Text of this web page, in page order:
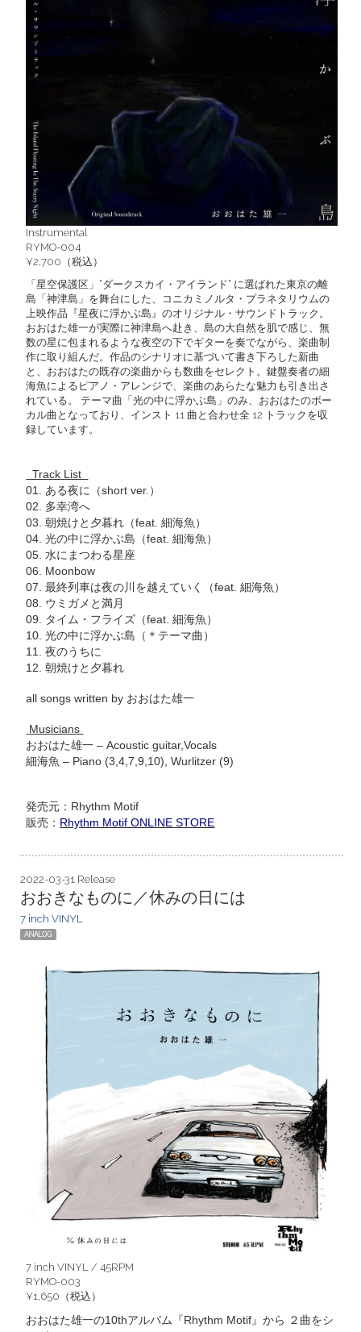
Instrumental
RYMO-004
¥2,700（税込）
「星空保護区」“ダークスカイ・アイランド” に選ばれた東京の離
島「神津島」を舞台にした、コニカミノルタ・プラネタリウムの
上映作品『星夜に浮かぶ島』のオリジナル・サウンドトラック。
おおはた雄一が実際に神津島へ赴き、島の大自然を肌で感じ、無
数の星に包まれるような夜空の下でギターを奏でながら、楽曲制
作に取り組んだ。作品のシナリオに基づいて書き下ろした新曲
と、おおはたの既存の楽曲からも数曲をセレクト。鍵盤奏者の細
海魚によるピアノ・アレンジで、楽曲のあらたな魅力も引き出さ
れている。 テーマ曲「光の中に浮かぶ島」のみ、おおはたのボー
カル曲となっており、インスト 11 曲と合わせ全 12 トラックを収
録しています。
Track List
01. ある夜に（short ver.）
02. 多幸湾へ
03. 朝焼けと夕暮れ（feat. 細海魚）
04. 光の中に浮かぶ島（feat. 細海魚）
05. 水にまつわる星座
06. Moonbow
07. 最終列車は夜の川を越えていく（feat. 細海魚）
08. ウミガメと満月
09. タイム・フライズ（feat. 細海魚）
10. 光の中に浮かぶ島（＊テーマ曲）
11. 夜のうちに
12. 朝焼けと夕暮れ
all songs written by おおはた雄一
Musicians
おおはた雄一 ‒ Acoustic guitar,Vocals
細海魚 ‒ Piano (3,4,7,9,10), Wurlitzer (9)
発売元：Rhythm Motif
販売： Rhythm Motif ONLINE STORE
2022-03-31 Release
おおきなものに／休みの日には
7 inch VINYL
ANALOG
7 inch VINYL / 45RPM
RYMO-003
¥1,650（税込）
おおはた雄一の10thアルバム『Rhythm Motif』から ２曲をシ